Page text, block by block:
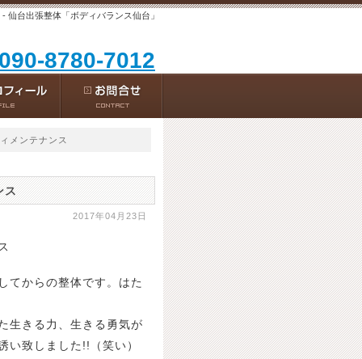
仙台出張整体「ボディバランス仙台」
8780-7012
メンテナンス
ス
2017年04月23日
てからの整体です。はた
生きる力、生きる勇気が
い致しました!!（笑い）